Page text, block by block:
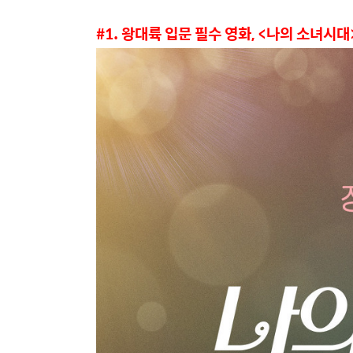
#1. 왕대륙 입문 필수 영화, <나의 소녀시